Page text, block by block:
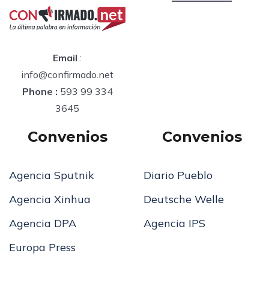
Email :
info@confirmado.net
Phone : 593 99 334
3645
Convenios
Agencia Sputnik
Agencia Xinhua
Agencia DPA
Europa Press
Convenios
Diario Pueblo
Deutsche Welle
Agencia IPS